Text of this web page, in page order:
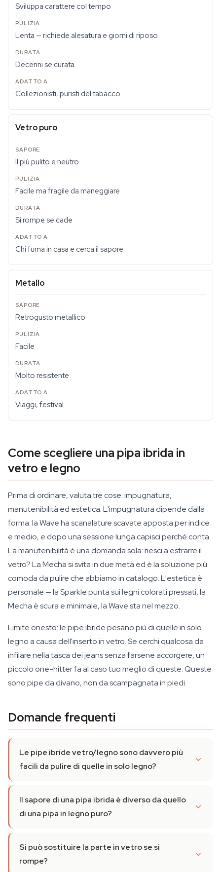
Sviluppa carattere col tempo
Lenta — richiede alesatura e giorni di riposo
Decenni se curata
Collezionisti, puristi del tabacco
Vetro puro
Il più pulito e neutro
Facile ma fragile da maneggiare
Si rompe se cade
Chi fuma in casa e cerca il sapore
Metallo
Retrogusto metallico
Facile
Molto resistente
Viaggi, festival
Come scegliere una pipa ibrida in
vetro e legno
Prima di ordinare, valuta tre cose: impugnatura,
manutenibilità ed estetica. L'impugnatura dipende dalla
forma: la Wave ha scanalature scavate apposta per indice
e medio, e dopo una sessione lunga capisci perché conta.
La manutenibilità è una domanda sola: riesci a estrarre il
vetro? La Mecha si svita in due metà ed è la soluzione più
comoda da pulire che abbiamo in catalogo. L'estetica è
personale — la Sparkle punta sui legni colorati pressati, la
Mecha è scura e minimale, la Wave sta nel mezzo.
Limite onesto: le pipe ibride pesano più di quelle in solo
legno a causa dell'inserto in vetro. Se cerchi qualcosa da
infilare nella tasca dei jeans senza farsene accorgere, un
piccolo one-hitter fa al caso tuo meglio di queste. Queste
sono pipe da divano, non da scampagnata in piedi.
Domande frequenti
Le pipe ibride vetro/legno sono davvero più
facili da pulire di quelle in solo legno?
Il sapore di una pipa ibrida è diverso da quello
di una pipa in legno puro?
Si può sostituire la parte in vetro se si
rompe?